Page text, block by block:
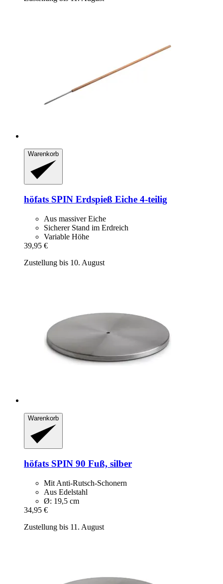
Warenkorb
höfats SPIN Erdspieß Eiche 4-​teilig
Aus massiver Eiche
Sicherer Stand im Erdreich
Variable Höhe
39,95 €
Zustellung bis 10. August
Warenkorb
höfats SPIN 90 Fuß, silber
Mit Anti-Rutsch-Schonern
Aus Edelstahl
Ø: 19,5 cm
34,95 €
Zustellung bis 11. August